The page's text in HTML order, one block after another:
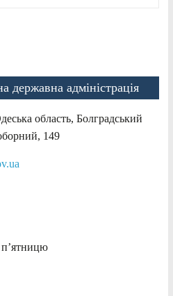
державна адміністрація
область, Болградський
149
п’ятницю